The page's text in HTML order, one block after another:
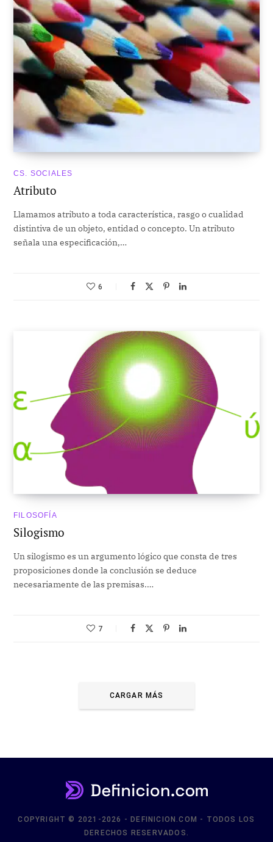
CS. SOCIALES
Atributo
Llamamos atributo a toda característica, rasgo o cualidad
distintiva de un objeto, entidad o concepto. Un atributo
señala una especificación,…
6
FILOSOFÍA
Silogismo
Un silogismo es un argumento lógico que consta de tres
proposiciones donde la conclusión se deduce
necesariamente de las premisas.…
7
CARGAR MÁS
COPYRIGHT © 2021-2026 - DEFINICION.COM - TODOS LOS
DERECHOS RESERVADOS.